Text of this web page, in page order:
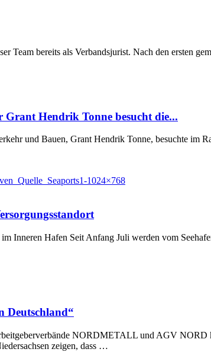
Team bereits als Verbandsjurist. Nach den ersten
Grant Hendrik Tonne besucht die...
und Bauen, Grant Hendrik Tonne, besuchte
Inneren Hafen Seit Anfang Juli werden vom
Deutschland“
NORDMETALL und AGV NORD
zeigen, dass …